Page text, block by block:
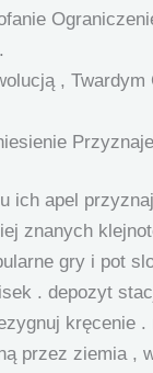
,
ich apel
znanych
gry i pot
. depozyt
kręcenie
przez ziemia ,